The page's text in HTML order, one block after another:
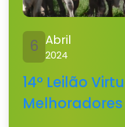
6 Abril
2024
14º Leilão
Melhoradores